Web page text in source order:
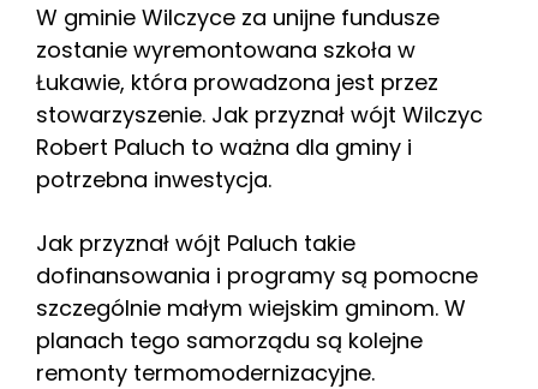
W gminie Wilczyce za unijne fundusze
zostanie wyremontowana szkoła w
Łukawie, która prowadzona jest przez
stowarzyszenie. Jak przyznał wójt Wilczyc
Robert Paluch to ważna dla gminy i
potrzebna inwestycja.
Jak przyznał wójt Paluch takie
dofinansowania i programy są pomocne
szczególnie małym wiejskim gminom. W
planach tego samorządu są kolejne
remonty termomodernizacyjne.